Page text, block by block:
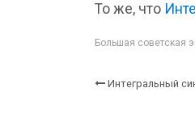
То же, что
Большая советская
Интегральный